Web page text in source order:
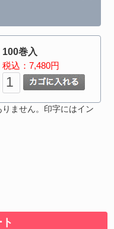
100巻入
税込：7,480円
ません。印字にはイン